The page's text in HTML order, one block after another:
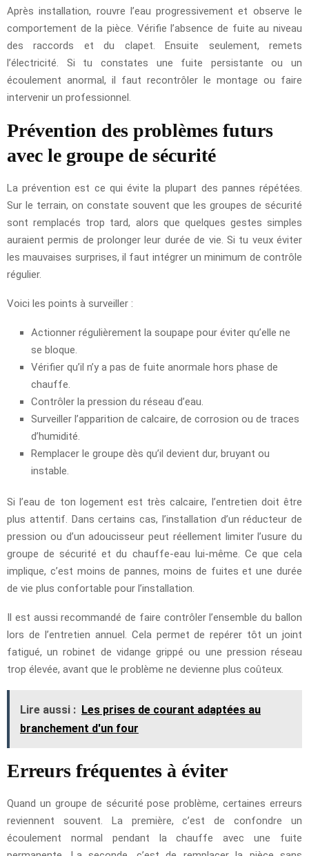
Après installation, rouvre l’eau progressivement et observe le
comportement de la pièce. Vérifie l’absence de fuite au niveau
des raccords et du clapet. Ensuite seulement, remets
l’électricité. Si tu constates une fuite persistante ou un
écoulement anormal, il faut recontrôler le montage ou faire
intervenir un professionnel.
Prévention des problèmes futurs
avec le groupe de sécurité
La prévention est ce qui évite la plupart des pannes répétées.
Sur le terrain, on constate souvent que les groupes de sécurité
sont remplacés trop tard, alors que quelques gestes simples
auraient permis de prolonger leur durée de vie. Si tu veux éviter
les mauvaises surprises, il faut intégrer un minimum de contrôle
régulier.
Voici les points à surveiller :
Actionner régulièrement la soupape pour éviter qu’elle ne
se bloque.
Vérifier qu’il n’y a pas de fuite anormale hors phase de
chauffe.
Contrôler la pression du réseau d’eau.
Surveiller l’apparition de calcaire, de corrosion ou de traces
d’humidité.
Remplacer le groupe dès qu’il devient dur, bruyant ou
instable.
Si l’eau de ton logement est très calcaire, l’entretien doit être
plus attentif. Dans certains cas, l’installation d’un réducteur de
pression ou d’un adoucisseur peut réellement limiter l’usure du
groupe de sécurité et du chauffe-eau lui-même. Ce que cela
implique, c’est moins de pannes, moins de fuites et une durée
de vie plus confortable pour l’installation.
Il est aussi recommandé de faire contrôler l’ensemble du ballon
lors de l’entretien annuel. Cela permet de repérer tôt un joint
fatigué, un robinet de vidange grippé ou une pression réseau
trop élevée, avant que le problème ne devienne plus coûteux.
Lire aussi : Les prises de courant adaptées au
branchement d'un four
Erreurs fréquentes à éviter
Quand un groupe de sécurité pose problème, certaines erreurs
reviennent souvent. La première, c’est de confondre un
écoulement normal pendant la chauffe avec une fuite